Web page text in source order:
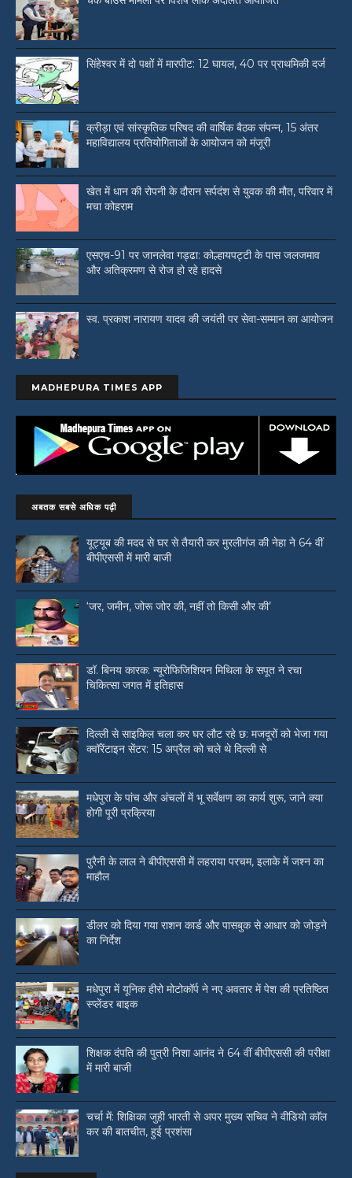
सिंहेश्वर में दो पक्षों में मारपीट: 12 घायल, 40 पर प्राथमिकी दर्ज
क्रीड़ा एवं सांस्कृतिक परिषद की वार्षिक बैठक संपन्न, 15 अंतर
महाविद्यालय प्रतियोगिताओं के आयोजन को मंजूरी
खेत में धान की रोपनी के दौरान सर्पदंश से युवक की मौत, परिवार में
मचा कोहराम
एसएच-91 पर जानलेवा गड्ढा: कोल्हायपट्टी के पास जलजमाव
और अतिक्रमण से रोज हो रहे हादसे
स्व. प्रकाश नारायण यादव की जयंती पर सेवा-सम्मान का आयोजन
MADHEPURA TIMES APP
अबतक सबसे अधिक पढ़ी
यूट्यूब की मदद से घर से तैयारी कर मुरलीगंज की नेहा ने 64 वीं
बीपीएससी में मारी बाजी
‘जर, जमीन, जोरू जोर की, नहीं तो किसी और की’
डॉ. बिनय कारक: न्यूरोफिजिशियन मिथिला के सपूत ने रचा
चिकित्सा जगत में इतिहास
दिल्ली से साइकिल चला कर घर लौट रहे छ: मजदूरों को भेजा गया
क्वॉरेंटाइन सेंटर: 15 अप्रैल को चले थे दिल्ली से
मधेपुरा के पांच और अंचलों में भू सर्वेक्षण का कार्य शुरू, जाने क्या
होगी पूरी प्रक्रिया
पुरैनी के लाल ने बीपीएससी में लहराया परचम, इलाके में जश्न का
माहौल
डीलर को दिया गया राशन कार्ड और पासबुक से आधार को जोड़ने
का निर्देश
मधेपुरा में यूनिक हीरो मोटोकॉर्प ने नए अवतार में पेश की प्रतिष्ठित
स्प्लेंडर बाइक
शिक्षक दंपति की पुत्री निशा आनंद ने 64 वीं बीपीएससी की परीक्षा
में मारी बाजी
चर्चा में: शिक्षिका जुही भारती से अपर मुख्य सचिव ने वीडियो काॅल
कर की बातचीत, हुई प्रशंसा